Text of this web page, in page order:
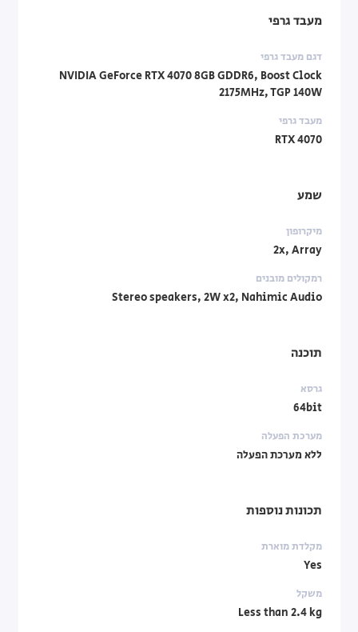
מעבד גרפי
דגם מעבד גרפי
NVIDIA GeForce RTX 4070 8GB GDDR6, Boost Clock
2175MHz, TGP 140W
מעבד גרפי
RTX 4070
שמע
מיקרופון
2x, Array
רמקולים מובנים
Stereo speakers, 2W x2, Nahimic Audio
תוכנה
גרסא
64bit
מערכת הפעלה
ללא מערכת הפעלה
תכונות נוספות
מקלדת מוארת
Yes
משקל
Less than 2.4 kg